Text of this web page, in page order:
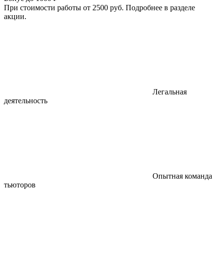
При стоимости работы от 2500 руб. Подробнее в разделе
акции.
Легальная
деятельность
Опытная команда
тьюторов